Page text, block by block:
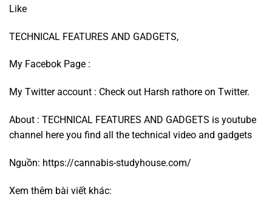
Like
TECHNICAL FEATURES AND GADGETS,
My Facebok Page :
My Twitter account : Check out Harsh rathore on Twitter.
About : TECHNICAL FEATURES AND GADGETS is youtube
channel here you find all the technical video and gadgets
Nguồn: https://cannabis-studyhouse.com/
Xem thêm bài viết khác: